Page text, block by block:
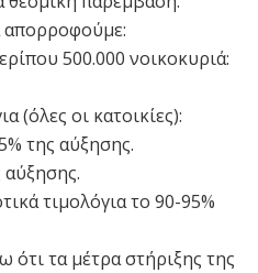
απορροφούμε:
500.000 νοικοκυριά:
(όλες οι κατοικίες):
της αύξησης.
τιμολόγια το 90-95%
ότι τα μέτρα στήριξης της